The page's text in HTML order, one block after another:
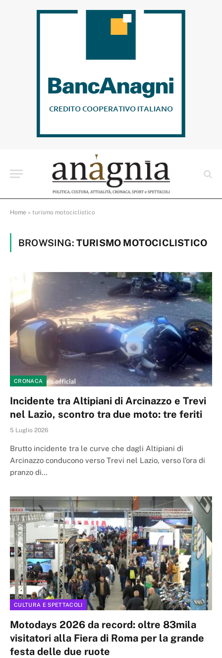
Home » turismo motociclistico
BROWSING: TURISMO MOTOCICLISTICO
CRONACA
Incidente tra Altipiani di Arcinazzo e Trevi
nel Lazio, scontro tra due moto: tre feriti
5 Luglio 2026
Brutto incidente tra le curve che dagli Altipiani di
Arcinazzo conducono verso Trevi nel Lazio, verso l’ora di
pranzo di…
CULTURA E SPETTACOLI
Motodays 2026 da record: oltre 83mila
visitatori alla Fiera di Roma per la grande
festa delle due ruote